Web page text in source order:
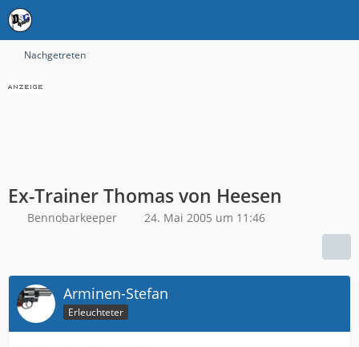
Nachgetreten
Ex-Trainer Thomas von Heesen
Bennobarkeeper 24. Mai 2005 um 11:46
Arminen-Stefan
Erleuchteter